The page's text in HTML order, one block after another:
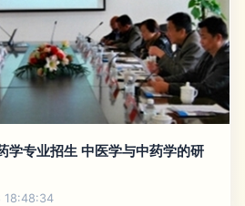
学专业招生 中医学与中药学的研
18:48:34